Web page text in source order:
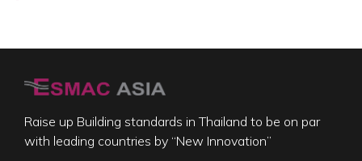
Raise up Building standards in Thailand to be on par
with leading countries by “New Innovation”